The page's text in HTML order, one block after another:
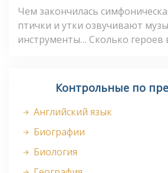
Чем закончилась
птички и утки озвучивают
инструменты… Сколько героев
Контрольные по
Английский язык
Биографии
Биология